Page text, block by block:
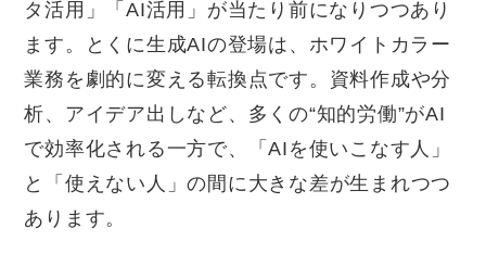
タ活用」「AI活用」が当たり前になりつつあり
ます。とくに生成AIの登場は、ホワイトカラー
業務を劇的に変える転換点です。資料作成や分
析、アイデア出しなど、多くの“知的労働”がAI
で効率化される一方で、「AIを使いこなす人」
と「使えない人」の間に大きな差が生まれつつ
あります。